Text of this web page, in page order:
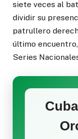
siete veces al
dividir su
patrullero
último
Series